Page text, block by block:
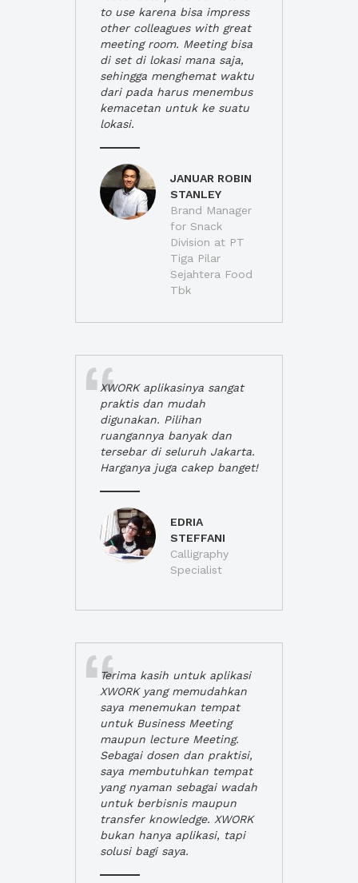
to use karena bisa impress
other colleagues with great
meeting room. Meeting bisa
di set di lokasi mana saja,
sehingga menghemat waktu
dari pada harus menembus
kemacetan untuk ke suatu
lokasi.
JANUAR ROBIN
STANLEY
Brand Manager
for Snack
Division at PT
Tiga Pilar
Sejahtera Food
Tbk
XWORK aplikasinya sangat
praktis dan mudah
digunakan. Pilihan
ruangannya banyak dan
tersebar di seluruh Jakarta.
Harganya juga cakep banget!
EDRIA
STEFFANI
Calligraphy
Specialist
Terima kasih untuk aplikasi
XWORK yang memudahkan
saya menemukan tempat
untuk Business Meeting
maupun lecture Meeting.
Sebagai dosen dan praktisi,
saya membutuhkan tempat
yang nyaman sebagai wadah
untuk berbisnis maupun
transfer knowledge. XWORK
bukan hanya aplikasi, tapi
solusi bagi saya.